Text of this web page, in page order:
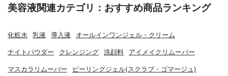
美容液関連カテゴリ：おすすめ商品ランキング
化粧水 乳液 導入液 オールインワンジェル・クリーム
ナイトパウダー クレンジング 洗顔料 アイメイクリムーバー
マスカラリムーバー ピーリングジェル(スクラブ・ゴマージュ)